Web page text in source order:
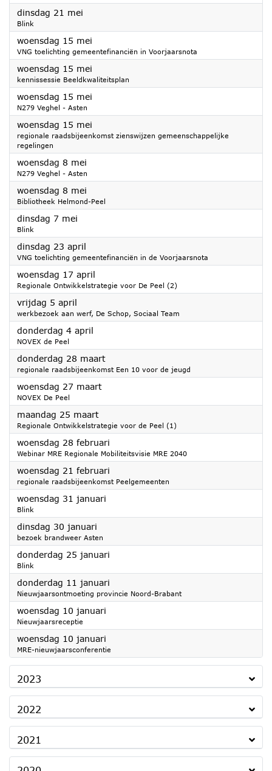
dinsdag 21 mei
Blink
woensdag 15 mei
VNG toelichting gemeentefinanciën in Voorjaarsnota
woensdag 15 mei
kennissessie Beeldkwaliteitsplan
woensdag 15 mei
N279 Veghel - Asten
woensdag 15 mei
regionale raadsbijeenkomst zienswijzen gemeenschappelijke
regelingen
woensdag 8 mei
N279 Veghel - Asten
woensdag 8 mei
Bibliotheek Helmond-Peel
dinsdag 7 mei
Blink
dinsdag 23 april
VNG toelichting gemeentefinanciën in de Voorjaarsnota
woensdag 17 april
Regionale Ontwikkelstrategie voor De Peel (2)
vrijdag 5 april
werkbezoek aan werf, De Schop, Sociaal Team
donderdag 4 april
NOVEX de Peel
donderdag 28 maart2024
regionale raadsbijeenkomst Een 10 voor de jeugd
woensdag 27 maart2024
NOVEX De Peel
maandag 25 maart2024
Regionale Ontwikkelstrategie voor de Peel (1)
woensdag 28 februari
Webinar MRE Regionale Mobiliteitsvisie MRE 2040
woensdag 21 februari
regionale raadsbijeenkomst Peelgemeenten
woensdag 31 januari
Blink
dinsdag 30 januari
bezoek brandweer Asten
donderdag 25 januari
Blink
donderdag 11 januari
Nieuwjaarsontmoeting provincie Noord-Brabant
woensdag 10 januari
Nieuwjaarsreceptie
woensdag 10 januari
MRE-nieuwjaarsconferentie
2023
2022
2021